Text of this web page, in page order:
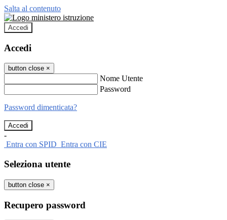
Salta al contenuto
Accedi
Accedi
button close ×
Nome Utente
Password
Password dimenticata?
-
Entra con SPID Entra con CIE
Seleziona utente
button close ×
Recupero password